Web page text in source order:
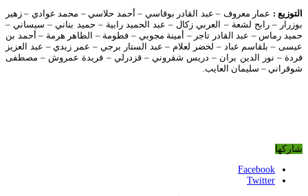
التوزيع : عمار معروف – عبد القادر بوقاسي – أحمد حلاسي – محمد عوادي – زهير
بوزرار – رابح لشعة – العربي زكال – عبد الحميد رابية – حميد بناني – سيساني –
حميد رماس – عبد القادر تاجر – أمينة مجوبي – فطومة – الطاهر هرمة – أحمد بن
عيسى – بلقاسم عباد – لخضر لعلام – عبد الستار برجي – عمر زبدي – عبد العزيز
فردة – نور الدين بران – دريس شقروني – قزدرلي – فريدة عمروش – مصطفى
شوقراني – سليمان العايب.
شاركها
Facebook
Twitter